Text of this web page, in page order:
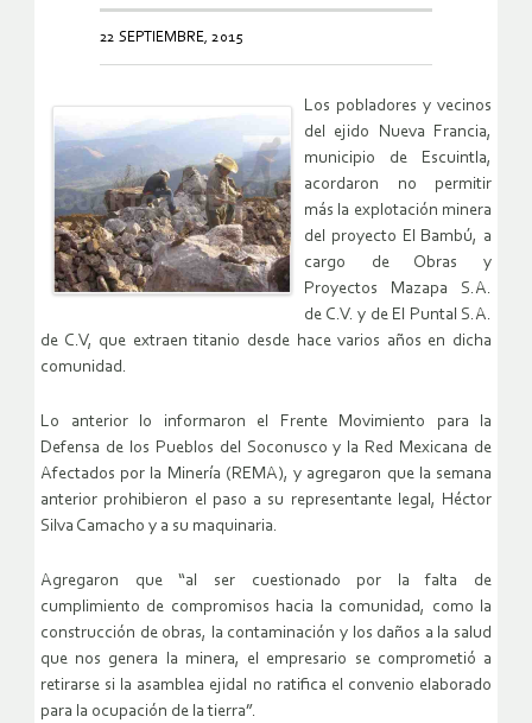
22 SEPTIEMBRE, 2015
Los pobladores y vecinos
del ejido Nueva Francia,
municipio de Escuintla,
acordaron no permitir
más la explotación minera
del proyecto El Bambú, a
cargo de Obras y
Proyectos Mazapa S.A.
de C.V. y de El Puntal S.A.
de C.V, que extraen titanio desde hace varios años en dicha
comunidad.
Lo anterior lo informaron el Frente Movimiento para la
Defensa de los Pueblos del Soconusco y la Red Mexicana de
Afectados por la Minería (REMA), y agregaron que la semana
anterior prohibieron el paso a su representante legal, Héctor
Silva Camacho y a su maquinaria.
Agregaron que “al ser cuestionado por la falta de
cumplimiento de compromisos hacia la comunidad, como la
construcción de obras, la contaminación y los daños a la salud
que nos genera la minera, el empresario se comprometió a
retirarse si la asamblea ejidal no ratifica el convenio elaborado
para la ocupación de la tierra”.